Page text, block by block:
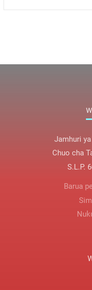
Jamhuri
Chuo cha
S.L.P.
Barua